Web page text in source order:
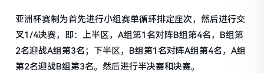
亚洲杯赛制为首先进行小组赛单循环排定座次，然后进行交
叉1/4决赛，即：上半区，A组第1名对阵B组第4名，B组第
2名迎战A组第3名；下半区，B组第1名对阵A组第4名，A组
第2名迎战B组第3名。然后进行半决赛和决赛。